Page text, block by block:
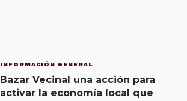
INFORMACIÓN GENERAL
Bazar Vecinal una acción para
activar la economía local que